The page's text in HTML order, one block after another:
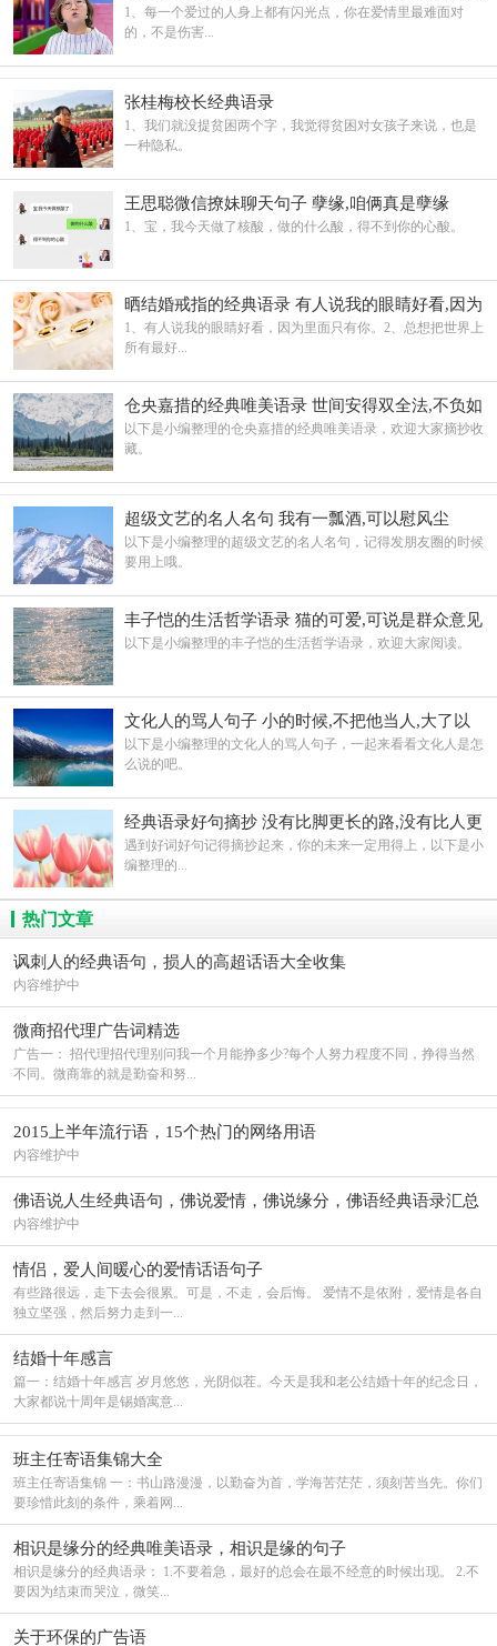
已是梦中人
1、每一个爱过的人身上都有闪光点，你在爱情里最难面对
的，不是伤害...
张桂梅校长经典语录
1、我们就没提贫困两个字，我觉得贫困对女孩子来说，也是
一种隐私。
王思聪微信撩妹聊天句子 孽缘,咱俩真是孽缘
1、宝，我今天做了核酸，做的什么酸，得不到你的心酸。
晒结婚戒指的经典语录 有人说我的眼睛好看,因为
里面只有你
1、有人说我的眼睛好看，因为里面只有你。2、总想把世界上
所有最好...
仓央嘉措的经典唯美语录 世间安得双全法,不负如
来不负卿
以下是小编整理的仓央嘉措的经典唯美语录，欢迎大家摘抄收
藏。
超级文艺的名人名句 我有一瓢酒,可以慰风尘
以下是小编整理的超级文艺的名人名句，记得发朋友圈的时候
要用上哦。
丰子恺的生活哲学语录 猫的可爱,可说是群众意见
以下是小编整理的丰子恺的生活哲学语录，欢迎大家阅读。
文化人的骂人句子 小的时候,不把他当人,大了以
后也做不了人
以下是小编整理的文化人的骂人句子，一起来看看文化人是怎
么说的吧。
经典语录好句摘抄 没有比脚更长的路,没有比人更
高的山
遇到好词好句记得摘抄起来，你的未来一定用得上，以下是小
编整理的...
热门文章
讽刺人的经典语句，损人的高超话语大全收集
内容维护中
微商招代理广告词精选
广告一： 招代理招代理别问我一个月能挣多少?每个人努力程度不同，挣得当然
不同。微商靠的就是勤奋和努...
2015上半年流行语，15个热门的网络用语
内容维护中
佛语说人生经典语句，佛说爱情，佛说缘分，佛语经典语录汇总
大全
内容维护中
情侣，爱人间暖心的爱情话语句子
有些路很远，走下去会很累。可是，不走，会后悔。 爱情不是依附，爱情是各自
独立坚强，然后努力走到一...
结婚十年感言
篇一：结婚十年感言 岁月悠悠，光阴似茬。今天是我和老公结婚十年的纪念日，
大家都说十周年是锡婚寓意...
班主任寄语集锦大全
班主任寄语集锦 一：书山路漫漫，以勤奋为首，学海苦茫茫，须刻苦当先。你们
要珍惜此刻的条件，乘着网...
相识是缘分的经典唯美语录，相识是缘的句子
相识是缘分的经典语录： 1.不要着急，最好的总会在最不经意的时候出现。 2.不
要因为结束而哭泣，微笑...
关于环保的广告语